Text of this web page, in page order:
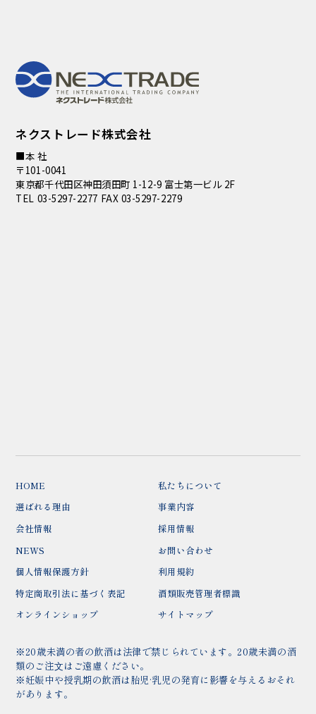
ネクストレード株式会社
■本 社
〒101-0041
東京都千代田区神田須田町 1-12-9 富士第一ビル 2F
TEL 03-5297-2277 FAX 03-5297-2279
HOME
私たちについて
選ばれる理由
事業内容
会社情報
採用情報
NEWS
お問い合わせ
個人情報保護方針
利用規約
特定商取引法に基づく表記
酒類販売管理者標識
オンラインショップ
サイトマップ
※20歳未満の者の飲酒は法律で禁じられています。20歳未満の酒
類のご注⽂はご遠慮ください。
※妊娠中や授乳期の飲酒は胎児·乳児の発育に影響を与えるおそれ
があります。